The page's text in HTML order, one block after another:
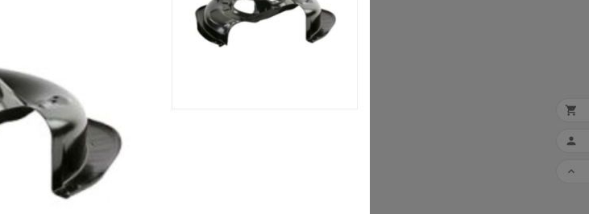


